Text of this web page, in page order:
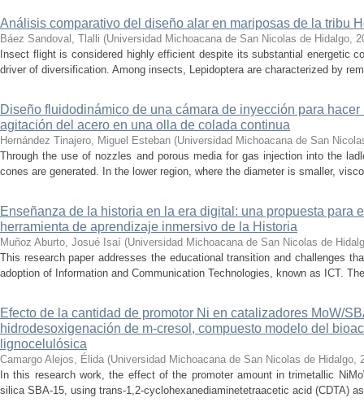
Análisis comparativo del diseño alar en mariposas de la tribu
Báez Sandoval, Tlalli (Universidad Michoacana de San Nicolas de Hidalgo,
Insect flight is considered highly efficient despite its substantial energetic
driver of diversification. Among insects, Lepidoptera are characterized by
Diseño fluidodinámico de una cámara de inyección para
agitación del acero en una olla de colada continua
Hernández Tinajero, Miguel Esteban (Universidad Michoacana de San
Through the use of nozzles and porous media for gas injection into the
cones are generated. In the lower region, where the diameter is smaller,
Enseñanza de la historia en la era digital: una propuesta para
herramienta de aprendizaje inmersivo de la Historia
Muñoz Aburto, Josué Isaí (Universidad Michoacana de San Nicolas de
This research paper addresses the educational transition and challenges
adoption of Information and Communication Technologies, known as ICT.
Efecto de la cantidad de promotor Ni en catalizadores MoW/
hidrodesoxigenación de m-cresol, compuesto modelo del
lignocelulósica
Camargo Alejos, Élida (Universidad Michoacana de San Nicolas de Hidalgo,
In this research work, the effect of the promoter amount in trimetallic
silica SBA-15, using trans-1,2-cyclohexanediaminetetraacetic acid (CDTA)